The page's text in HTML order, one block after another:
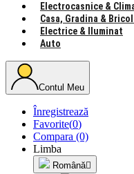
Electrocasnice &
Casa, Gradina &
Electrice & Iluminat
Auto
Contul Meu
Înregistrează
Favorite(0)
Compara (0)
Limba
Română